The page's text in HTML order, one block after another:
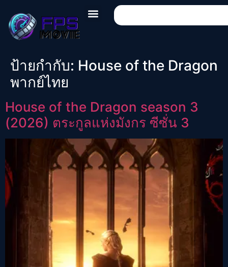
ป้ายกำกับ: House of the Dragon
พากย์ไทย
House of the Dragon season 3
(2026) ตระกูลแห่งมังกร ซีซั่น 3